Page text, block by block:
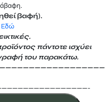
βαφή).
Eδώ
πάντοτε ισχύει
του παρακάτω.